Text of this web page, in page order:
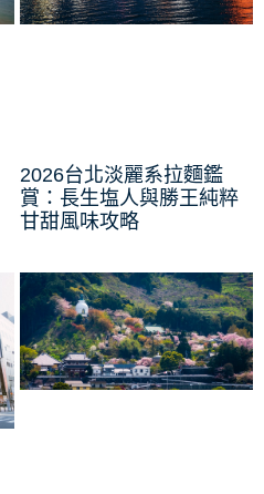
2026台北淡麗系拉麵鑑
賞：長生塩人與勝王純粹
甘甜風味攻略